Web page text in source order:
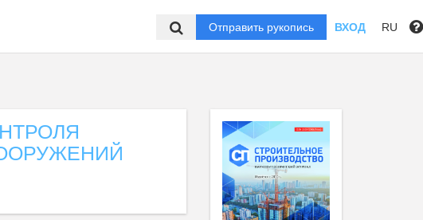
Отправить рукопись ВХОД RU